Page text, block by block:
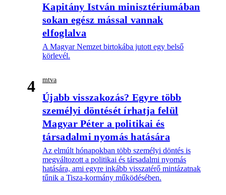
Kapitány István minisztériumában
sokan egész mással vannak
elfoglalva
A Magyar Nemzet birtokába jutott egy belső
körlevél.
4 mtva
Újabb visszakozás? Egyre több
személyi döntését írhatja felül
Magyar Péter a politikai és
társadalmi nyomás hatására
Az elmúlt hónapokban több személyi döntés is
megváltozott a politikai és társadalmi nyomás
hatására, ami egyre inkább visszatérő mintázatnak
tűnik a Tisza-kormány működésében.